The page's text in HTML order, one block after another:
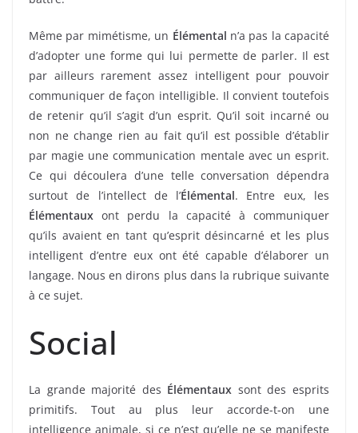
Même par mimétisme, un Élémental n’a pas la capacité
d’adopter une forme qui lui permette de parler. Il est
par ailleurs rarement assez intelligent pour pouvoir
communiquer de façon intelligible. Il convient toutefois
de retenir qu’il s’agit d’un esprit. Qu’il soit incarné ou
non ne change rien au fait qu’il est possible d’établir
par magie une communication mentale avec un esprit.
Ce qui découlera d’une telle conversation dépendra
surtout de l’intellect de l’Élémental. Entre eux, les
Élémentauxont perdu la capacité à communiquer
qu’ils avaient en tant qu’esprit désincarné et les plus
intelligent d’entre eux ont été capable d’élaborer un
langage. Nous en dirons plus dans la rubrique suivante
à ce sujet.
Social
La grande majorité des Élémentaux sont des esprits
primitifs. Tout au plus leur accorde-t-on une
intelligence animale, si ce n’est qu’elle ne se manifeste